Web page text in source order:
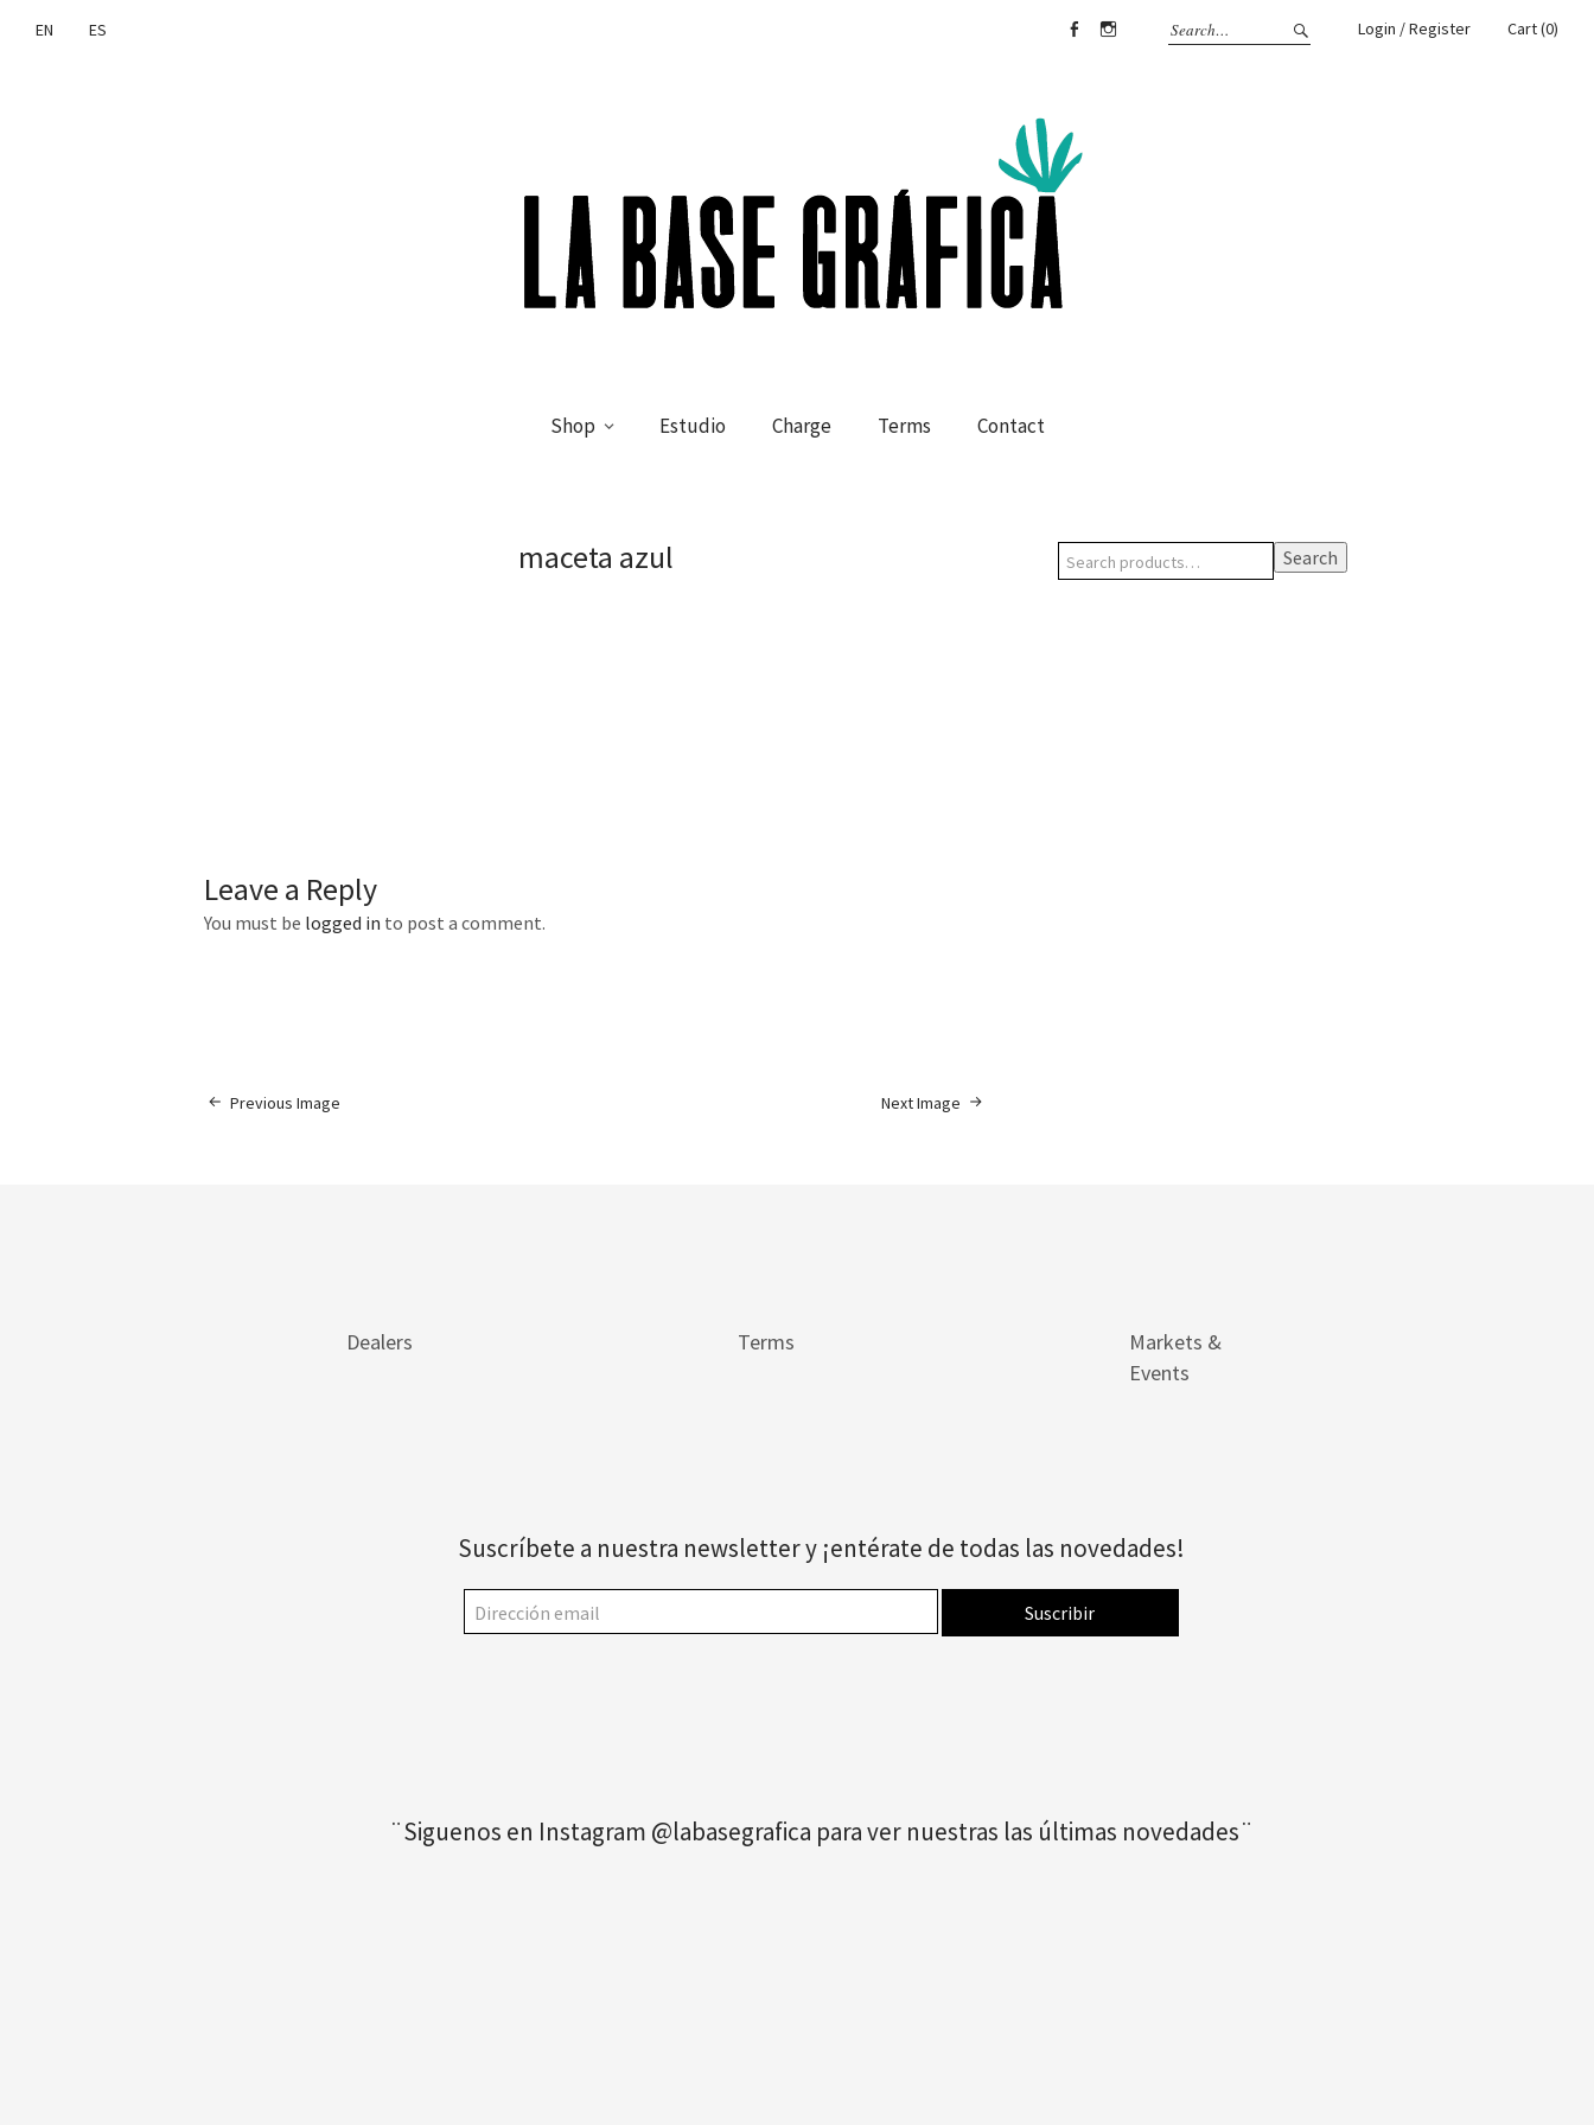
EN
ES
Login / Register Cart (0)
Shop Estudio Charge Terms Contact
maceta azul
Leave a Reply
You must be logged in to post a comment.
Next Image
Previous Image
Search
Dealers Terms
Markets &
Events
Suscríbete a nuestra newsletter y ¡entérate de todas las novedades!
¨Siguenos en Instagram @labasegrafica para ver nuestras las últimas novedades¨